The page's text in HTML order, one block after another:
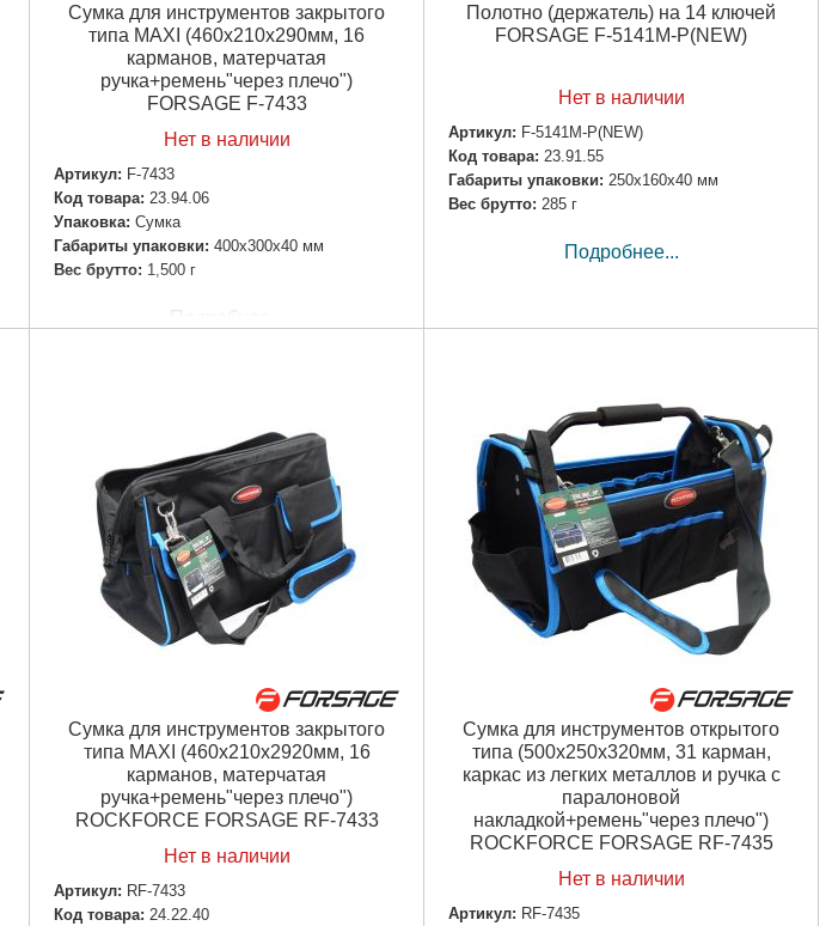
Сумка для инструментов закрытого
типа MAXI (460х210х290мм, 16
карманов, матерчатая
ручка+ремень"через плечо")
FORSAGE F-7433
Нет в наличии
Артикул: F-7433
Код товара: 23.94.06
Упаковка: Сумка
Габариты упаковки: 400x300x40 мм
Вес брутто: 1,500 г
Подробнее...
Полотно (держатель) на 14 ключей
FORSAGE F-5141M-P(NEW)
Нет в наличии
Артикул: F-5141M-P(NEW)
Код товара: 23.91.55
Габариты упаковки: 250x160x40 мм
Вес брутто: 285 г
Подробнее...
Сумка для инструментов закрытого
типа MAXI (460х210х2920мм, 16
карманов, матерчатая
ручка+ремень"через плечо")
ROCKFORCE FORSAGE RF-7433
Нет в наличии
Артикул: RF-7433
Код товара: 24.22.40
Сумка для инструментов открытого
типа (500х250х320мм, 31 карман,
каркас из легких металлов и ручка с
паралоновой
накладкой+ремень"через плечо")
ROCKFORCE FORSAGE RF-7435
Нет в наличии
Артикул: RF-7435